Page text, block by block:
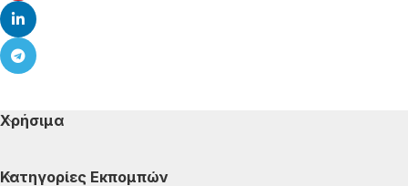
Χρήσιμα
Κατηγορίες Εκπομπών